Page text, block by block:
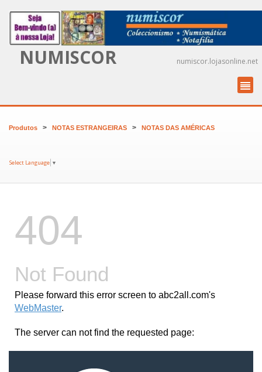
NUMISCOR numiscor.lojasonline.net
Produtos > NOTAS ESTRANGEIRAS > NOTAS DAS AMÉRICAS
Select Language ▼